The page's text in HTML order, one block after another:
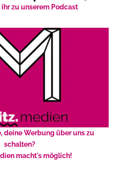
ihr zu unserem Podcast
deine Werbung über uns zu
schalten?
macht's möglich!